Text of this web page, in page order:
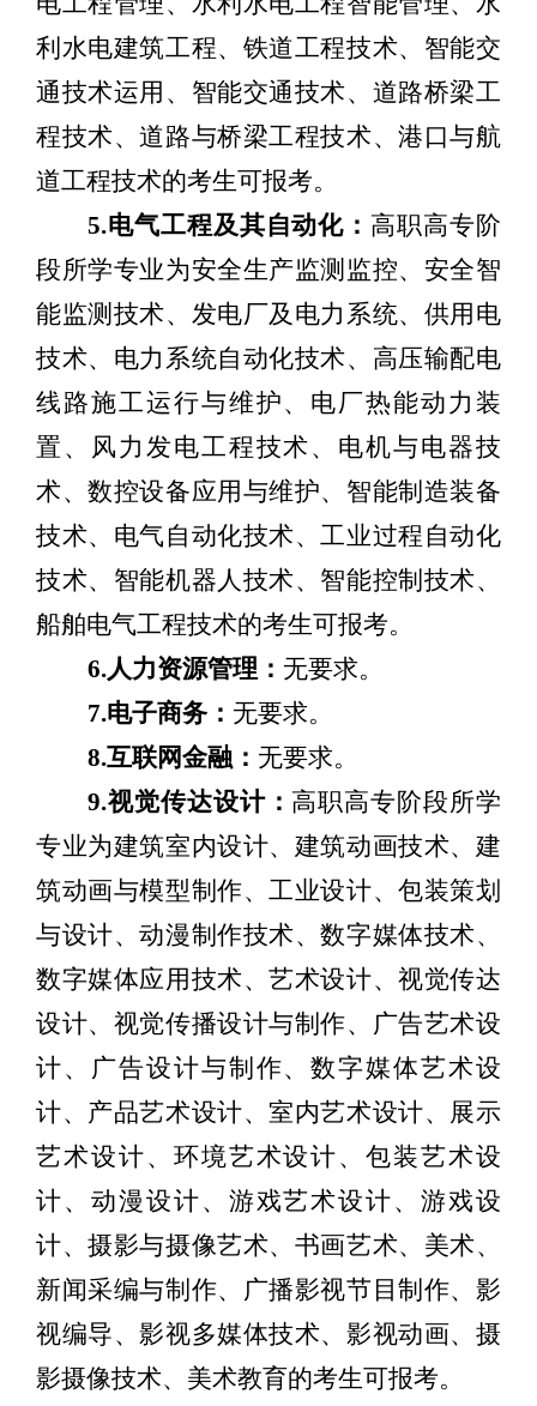
利水电建筑工程、铁道工程技术、智能交
通技术运用、智能交通技术、道路桥梁工
程技术、道路与桥梁工程技术、港口与航
道工程技术的考生可报考。
5.电气工程及其自动化： 高职高专阶
段所学专业为安全生产监测监控、安全智
能监测技术、发电厂及电力系统、供用电
技术、电力系统自动化技术、高压输配电
线路施工运行与维护、电厂热能动力装
置、风力发电工程技术、电机与电器技
术、数控设备应用与维护、智能制造装备
技术、电气自动化技术、工业过程自动化
技术、智能机器人技术、智能控制技术、
船舶电气工程技术的考生可报考。
6.人力资源管理： 无要求。
7.电子商务： 无要求。
8.互联网金融 ： 无要求。
9.视觉传达设计： 高职高专阶段所学
专业为建筑室内设计、建筑动画技术、建
筑动画与模型制作、工业设计、包装策划
与设计、动漫制作技术、数字媒体技术、
数字媒体应用技术、艺术设计、视觉传达
设计、视觉传播设计与制作、广告艺术设
计、广告设计与制作、数字媒体艺术设
计、产品艺术设计、室内艺术设计、展示
艺术设计、环境艺术设计、包装艺术设
计、动漫设计、游戏艺术设计、游戏设
计、摄影与摄像艺术、书画艺术、美术、
新闻采编与制作、广播影视节目制作、影
视编导、影视多媒体技术、影视动画、摄
影摄像技术、美术教育的考生可报考。